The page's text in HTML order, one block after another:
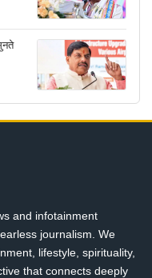
and infotainment
journalism. We
lifestyle, spirituality,
that connects deeply